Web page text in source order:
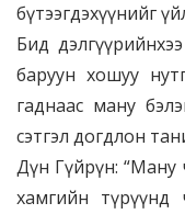
бүтээгдэхүүнийг
Бид
баруун хошуу
гаднаас ману
сэтгэл догдлон
Дүн Гүйрүн: “Ману
хамгийн түрүүнд